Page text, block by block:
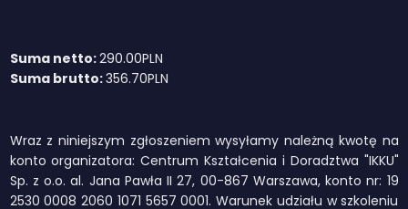
Suma netto:290.00PLN
Suma brutto:356.70PLN
Wraz z niniejszym zgłoszeniem wysyłamy należną kwotę na
konto organizatora: Centrum Kształcenia i Doradztwa "IKKU"
Sp. z o.o. al. Jana Pawła II 27, 00-867 Warszawa, konto nr: 19
2530 0008 2060 1071 5657 0001. Warunek udziału w szkoleniu